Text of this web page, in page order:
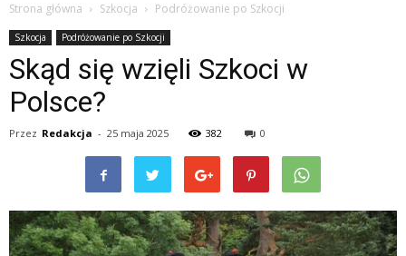
Strona główna Szkocja Podróżowanie po Szkocji
Szkocja Podróżowanie po Szkocji
Skąd się wzięli Szkoci w
Polsce?
Przez Redakcja - 25 maja 2025 382 0